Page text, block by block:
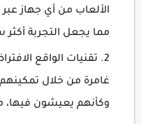
الألعاب من أي جهاز عبر
مما يجعل التجربة
غامرة من خلال
وكأنهم يعيشون فيها،